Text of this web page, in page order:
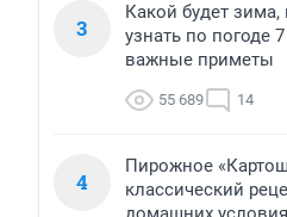
3
Какой будет
узнать по погоде
важные приметы
55 689 14
4
Пирожное
классический